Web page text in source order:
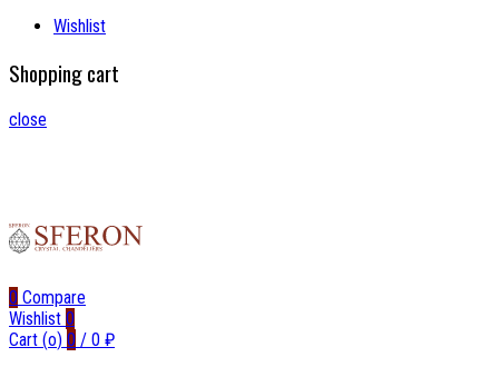
Wishlist
Shopping cart
close
0 Compare
Wishlist 0
Cart (o) 0 / 0 ₽